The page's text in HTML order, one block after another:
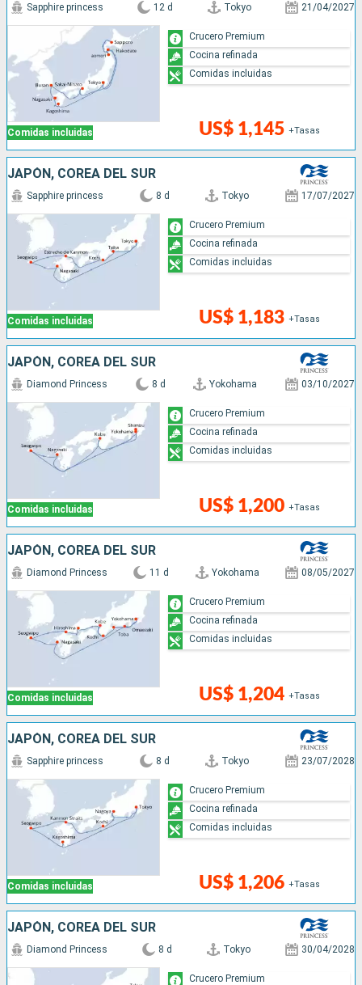
Comidas incluidas
Sapphire princess 12 d Tokyo 21/04/2027
US$ 1,145 +Tasas
Crucero Premium
Cocina refinada
Comidas incluidas
JAPÓN, COREA DEL SUR
Comidas incluidas
Sapphire princess 8 d Tokyo 17/07/2027
US$ 1,183 +Tasas
Crucero Premium
Cocina refinada
Comidas incluidas
JAPÓN, COREA DEL SUR
Comidas incluidas
Diamond Princess 8 d Yokohama 03/10/2027
US$ 1,200 +Tasas
Crucero Premium
Cocina refinada
Comidas incluidas
JAPÓN, COREA DEL SUR
Comidas incluidas
Diamond Princess 11 d Yokohama 08/05/2027
US$ 1,204 +Tasas
Crucero Premium
Cocina refinada
Comidas incluidas
JAPÓN, COREA DEL SUR
Comidas incluidas
Sapphire princess 8 d Tokyo 23/07/2028
US$ 1,206 +Tasas
Crucero Premium
Cocina refinada
Comidas incluidas
JAPÓN, COREA DEL SUR
Diamond Princess 8 d Tokyo 30/04/2028
Crucero Premium